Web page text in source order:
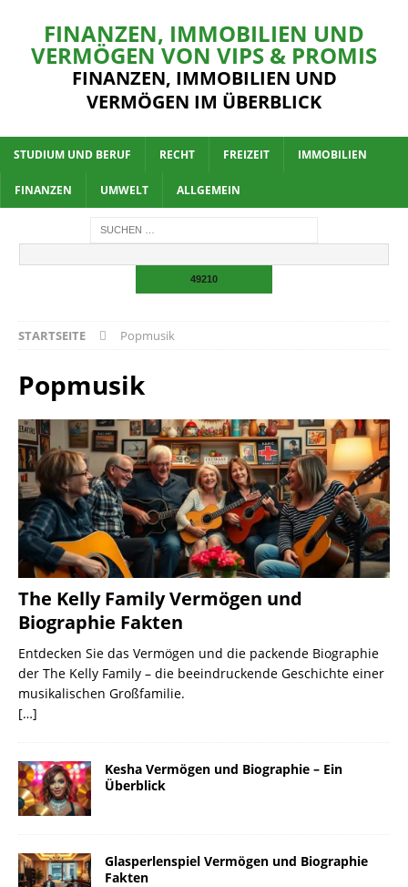
FINANZEN, IMMOBILIEN UND
VERMÖGEN VON VIPS & PROMIS
FINANZEN, IMMOBILIEN UND
VERMÖGEN IM ÜBERBLICK
STUDIUM UND BERUF RECHT FREIZEIT IMMOBILIEN
FINANZEN UMWELT ALLGEMEIN
STARTSEITE Popmusik
Popmusik
The Kelly Family Vermögen und
Biographie Fakten
Entdecken Sie das Vermögen und die packende Biographie
der The Kelly Family – die beeindruckende Geschichte einer
musikalischen Großfamilie.
[…]
Kesha Vermögen und Biographie – Ein
Überblick
Glasperlenspiel Vermögen und Biographie
Fakten